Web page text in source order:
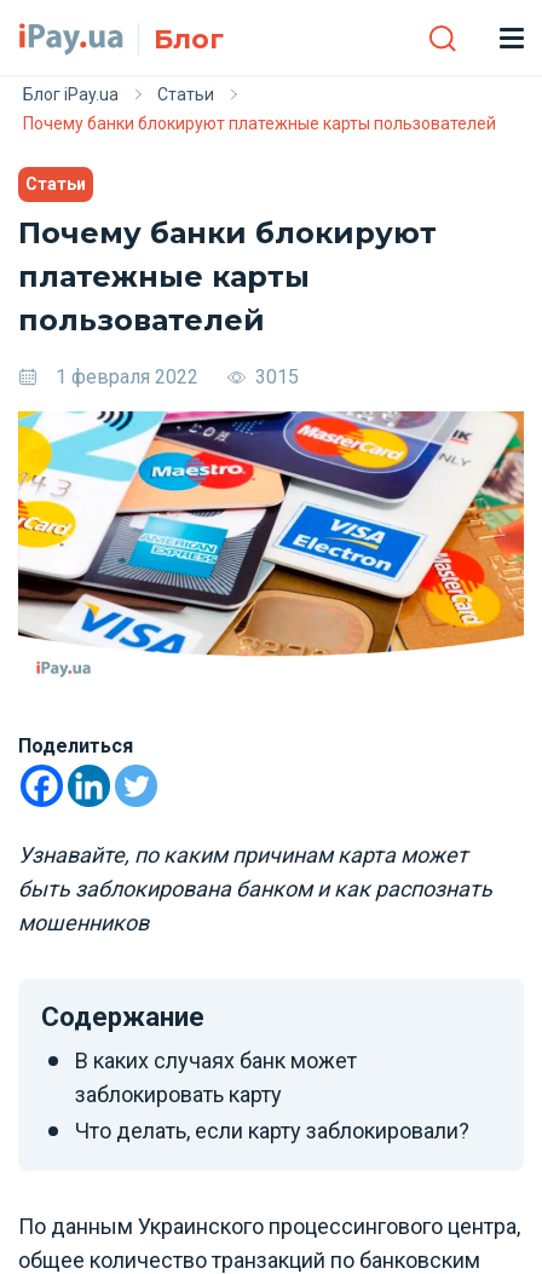
Блог
Блог iPay.ua
Статьи
Почему банки блокируют платежные карты пользователей
Статьи
Почему банки блокируют
платежные карты
пользователей
1 февраля 2022 3015
Поделиться
Узнавайте, по каким причинам карта может
быть заблокирована банком и как распознать
мошенников
Содержание
В каких случаях банк может
заблокировать карту
Что делать, если карту заблокировали?
По данным Украинского процессингового центра,
общее количество транзакций по банковским